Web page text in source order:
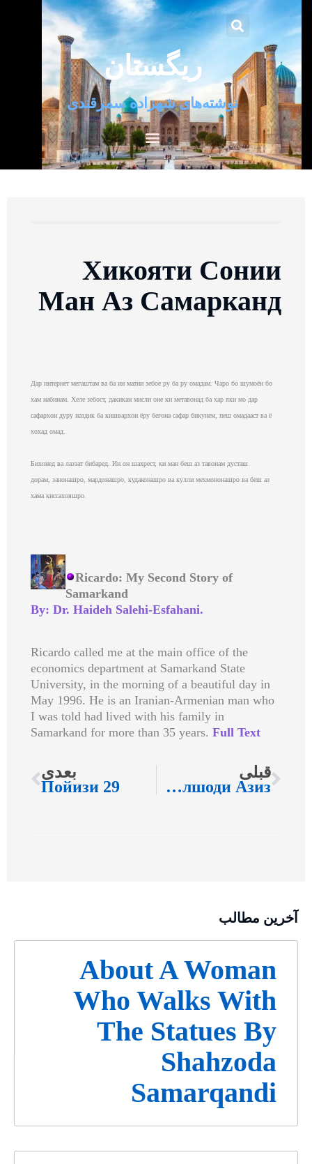
ریگستان
نوشته‌های شهزاده سمرقندی
Хикояти Сонии
Ман Аз Самарканд
Дар интернет мегаштам ва ба ин матни зебое ру ба ру омадам. Чаро бо шумоён бо
хам набинам. Хеле зебост, дакикан мисли оне ки метавонад ба хар яки мо дар
сафархои дуру наздик ба кишвархои ёру бегона сафар бикунем, пеш омадааст ва ё
хохад омад.
Бихонед ва лаззат бибаред. Ин он шахрест, ки ман беш аз тавонам дусташ
дорам, занонашро, мардонашро, кудаконашро ва кулли мехмононашро ва беш аз
хама киссахояшро.
Ricardo: My Second Story of
Samarkand
By: Dr. Haideh Salehi-Esfahani.
Ricardo called me at the main office of the
economics department at Samarkand State
University, in the morning of a beautiful day in
May 1996. He is an Iranian-Armenian man who
I was told had lived with his family in
Samarkand for more than 35 years.Full Text
قبلی
Посух Ба Дилшоди Азиз
بعدی
Пойизи 29
آخرین مطالب
About A Woman
Who Walks With
The Statues By
Shahzoda
Samarqandi